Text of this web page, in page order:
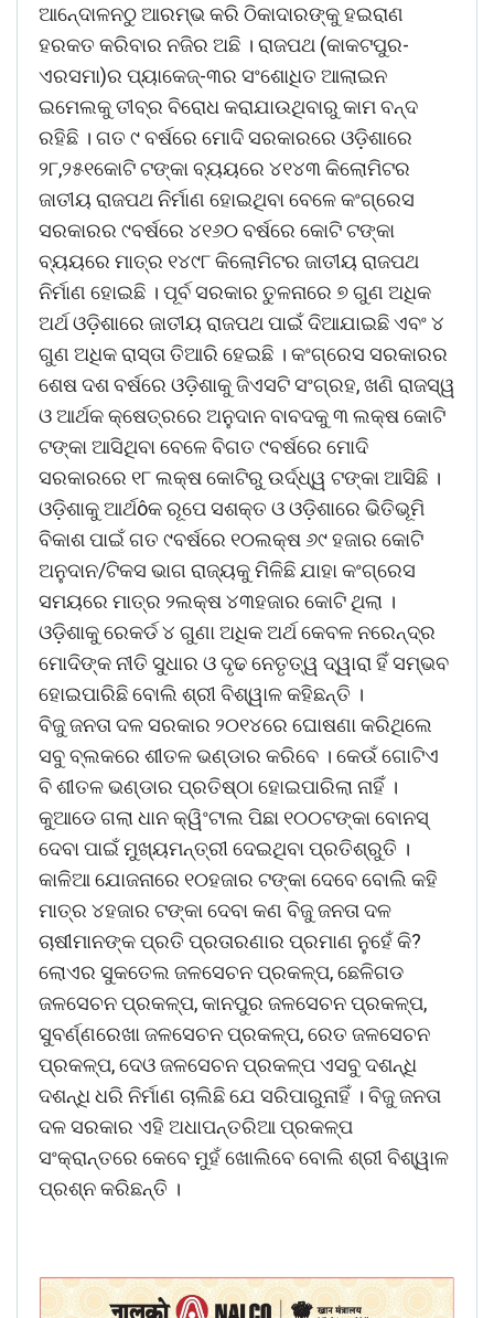
ଆନେ୍ଦାଳନଠୁ ଆରମ୍ଭ କରି ଠିକାଦାରଙ୍କୁ ହଇରାଣ
ହରକତ କରିବାର ନଜିର ଅଛି । ରାଜପଥ (କାକଟପୁର-
ଏରସମା)ର ପ୍ୟାକେଜ୍-୩ର ସଂଶୋଧିତ ଆଲାଇନ
ଇମେଲକୁ ତୀବ୍ର ବିରୋଧ କରାଯାଉଥିବାରୁ କାମ ବନ୍ଦ
ରହିଛି । ଗତ ୯ ବର୍ଷରେ ମୋଦି ସରକାରରେ ଓଡ଼ିଶାରେ
୨୮,୨୫୧କୋଟି ଟଙ୍କା ବ୍ୟୟରେ ୪୧୪୩ କିଲୋମିଟର
ଜାତୀୟ ରାଜପଥ ନିର୍ମାଣ ହୋଇଥିବା ବେଳେ କଂଗ୍ରେସ
ସରକାରର ୯ବର୍ଷରେ ୪୧୬୦ ବର୍ଷରେ କୋଟି ଟଙ୍କା
ବ୍ୟୟରେ ମାତ୍ର ୧୪୯୮ କିଲୋମିଟର ଜାତୀୟ ରାଜପଥ
ନିର୍ମାଣ ହୋଇଛି । ପୂର୍ବ ସରକାର ତୁଳନାରେ ୭ ଗୁଣ ଅଧିକ
ଅର୍ଥ ଓଡ଼ିଶାରେ ଜାତୀୟ ରାଜପଥ ପାଇଁ ଦିଆଯାଇଛି ଏବଂ ୪
ଗୁଣ ଅଧିକ ରାସ୍ତା ତିଆରି ହେଇଛି । କଂଗ୍ରେସ ସରକାରର
ଶେଷ ଦଶ ବର୍ଷରେ ଓଡ଼ିଶାକୁ ଜିଏସଟି ସଂଗ୍ରହ, ଖଣି ରାଜସ୍ୱ
ଓ ଆର୍ଥକ କ୍ଷେତ୍ରରେ ଅନୁଦାନ ବାବଦକୁ ୩ ଲକ୍ଷ କୋଟି
ଟଙ୍କା ଆସିଥିବା ବେଳେ ବିଗତ ୯ବର୍ଷରେ ମୋଦି
ସରକାରରେ ୧୮ ଲକ୍ଷ କୋଟିରୁ ଉର୍ଦ୍ଧ୍ୱ ଟଙ୍କା ଆସିଛି ।
ଓଡ଼ିଶାକୁ ଆର୍ଥôକ ରୂପେ ସଶକ୍ତ ଓ ଓଡ଼ିଶାରେ ଭିତିଭୂମି
ବିକାଶ ପାଇଁ ଗତ ୯ବର୍ଷରେ ୧୦ଲକ୍ଷ ୬୯ ହଜାର କୋଟି
ଅନୁଦାନ/ଟିକସ ଭାଗ ରାଜ୍ୟକୁ ମିଳିଛି ଯାହା କଂଗ୍ରେସ
ସମୟରେ ମାତ୍ର ୨ଲକ୍ଷ ୪୩ହଜାର କୋଟି ଥିଲା ।
ଓଡ଼ିଶାକୁ ରେକର୍ଡ ୪ ଗୁଣା ଅଧିକ ଅର୍ଥ କେବଳ ନରେନ୍ଦ୍ର
ମୋଦିଙ୍କ ନୀତି ସୁଧାର ଓ ଦୃଢ ନେତୃତ୍ୱ ଦ୍ୱାରା ହିଁ ସମ୍ଭବ
ହୋଇପାରିଛି ବୋଲି ଶ୍ରୀ ବିଶ୍ୱାଳ କହିଛନ୍ତି ।
ବିଜୁ ଜନତା ଦଳ ସରକାର ୨୦୧୪ରେ ଘୋଷଣା କରିଥିଲେ
ସବୁ ବ୍ଲକରେ ଶୀତଳ ଭଣ୍ଡାର କରିବେ । କେଉଁ ଗୋଟିଏ
ବି ଶୀତଳ ଭଣ୍ଡାର ପ୍ରତିଷ୍ଠା ହୋଇପାରିଲା ନାହିଁ ।
କୁଆଡେ ଗଲା ଧାନ କ୍ୱିଂଟାଲ ପିଛା ୧୦୦ଟଙ୍କା ବୋନସ୍
ଦେବା ପାଇଁ ମୁଖ୍ୟମନ୍ତ୍ରୀ ଦେଇଥିବା ପ୍ରତିଶ୍ରୁତି ।
କାଳିଆ ଯୋଜନାରେ ୧୦ହଜାର ଟଙ୍କା ଦେବେ ବୋଲି କହି
ମାତ୍ର ୪ହଜାର ଟଙ୍କା ଦେବା କଣ ବିଜୁ ଜନତା ଦଳ
ଚାଷୀମାନଙ୍କ ପ୍ରତି ପ୍ରତାରଣାର ପ୍ରମାଣ ନୁହେଁ କି?
ଲୋଏର ସୁକତେଲ ଜଳସେଚନ ପ୍ରକଳ୍ପ, ଛେଳିଗଡ
ଜଳସେଚନ ପ୍ରକଳ୍ପ, କାନପୁର ଜଳସେଚନ ପ୍ରକଳ୍ପ,
ସୁବର୍ଣ୍ଣରେଖା ଜଳସେଚନ ପ୍ରକଳ୍ପ, ରେତ ଜଳସେଚନ
ପ୍ରକଳ୍ପ, ଦେଓ ଜଳସେଚନ ପ୍ରକଳ୍ପ ଏସବୁ ଦଶନ୍ଧି
ଦଶନ୍ଧି ଧରି ନିର୍ମାଣ ଚାଲିଛି ଯେ ସରିପାରୁନାହିଁ । ବିଜୁ ଜନତା
ଦଳ ସରକାର ଏହି ଅଧାପନ୍ତରିଆ ପ୍ରକଳ୍ପ
ସଂକ୍ରାନ୍ତରେ କେବେ ମୁହଁ ଖୋଲିବେ ବୋଲି ଶ୍ରୀ ବିଶ୍ୱାଳ
ପ୍ରଶ୍ନ କରିଛନ୍ତି ।